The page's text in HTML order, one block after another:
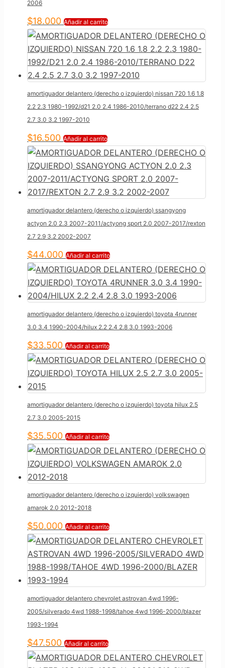
2006
$18.000 Añadir al carrito
amortiguador delantero (derecho o izquierdo) nissan 720 1.6 1.8
2.2 2.3 1980-1992/d21 2.0 2.4 1986-2010/terrano d22 2.4 2.5
2.7 3.0 3.2 1997-2010
$16.500 Añadir al carrito
amortiguador delantero (derecho o izquierdo) ssangyong
actyon 2.0 2.3 2007-2011/actyong sport 2.0 2007-2017/rexton
2.7 2.9 3.2 2002-2007
$44.000 Añadir al carrito
amortiguador delantero (derecho o izquierdo) toyota 4runner
3.0 3.4 1990-2004/hilux 2.2 2.4 2.8 3.0 1993-2006
$33.500 Añadir al carrito
amortiguador delantero (derecho o izquierdo) toyota hilux 2.5
2.7 3.0 2005-2015
$35.500 Añadir al carrito
amortiguador delantero (derecho o izquierdo) volkswagen
amarok 2.0 2012-2018
$50.000 Añadir al carrito
amortiguador delantero chevrolet astrovan 4wd 1996-
2005/silverado 4wd 1988-1998/tahoe 4wd 1996-2000/blazer
1993-1994
$47.500 Añadir al carrito